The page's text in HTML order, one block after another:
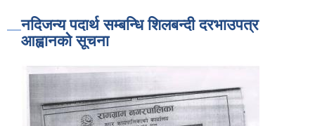
नदिजन्य पदार्थ सम्बन्धि शिलबन्दी दरभाउपत्र
आह्वानको सूचना